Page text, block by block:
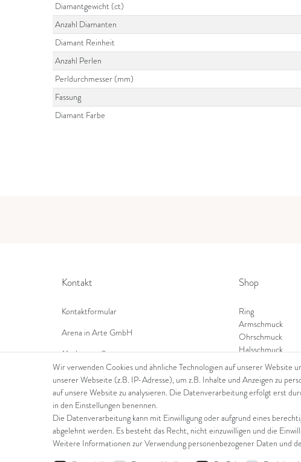
Diamantgewicht (ct)
Anzahl Diamanten
Diamant Reinheit
Anzahl Perlen
Perldurchmesser (mm)
Fassung
Diamant Farbe
Kontakt
Kontaktformular
Arena in Arte GmbH
Marktgasse 2,
8600 Dübendorf
Tel: +41 44 821 60 40
E-Mail:info@goldschmiede-arena.com
Shop
Ring
Armschmuck
Ohrschmuck
Halsschmuck
Wir verwenden Cookies und ähnliche Technologien auf unserer Website
unserer Webseite (z.B. IP-Adresse), um z.B. Inhalte und Anzeigen zu
auf unsere Website zu analysieren. Die Datenverarbeitung erfolgt erst
in den Einstellungen benennen.
Die Datenverarbeitung kann mit Einwilligung oder aufgrund eines
abgelehnt werden. Es besteht das Recht, nicht einzuwilligen und die
Weitere Informationen zur Verwendung personenbezogener Daten und